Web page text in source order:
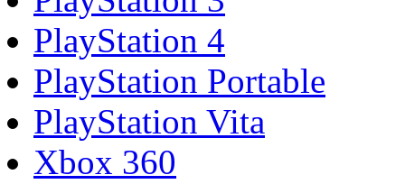
PlayStation 4
PlayStation Portable
PlayStation Vita
Xbox 360